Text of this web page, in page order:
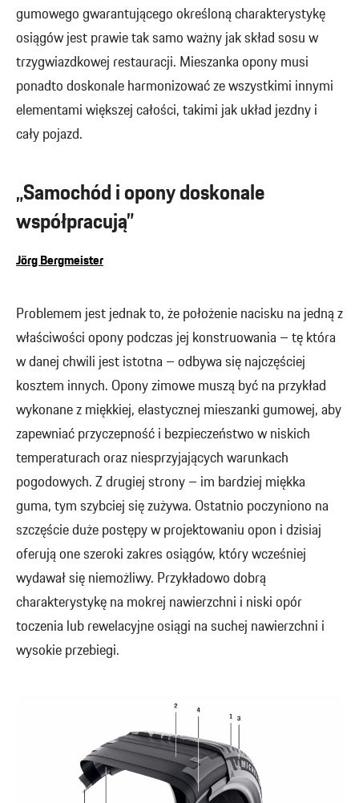
gumowego gwarantującego określoną charakterystykę
osiągów jest prawie tak samo ważny jak skład sosu w
trzygwiazdkowej restauracji. Mieszanka opony musi
ponadto doskonale harmonizować ze wszystkimi innymi
elementami większej całości, takimi jak układ jezdny i
cały pojazd.
„Samochód i opony doskonale
współpracują”
Jörg Bergmeister
Problemem jest jednak to, że położenie nacisku na jedną z
właściwości opony podczas jej konstruowania – tę która
w danej chwili jest istotna – odbywa się najczęściej
kosztem innych. Opony zimowe muszą być na przykład
wykonane z miękkiej, elastycznej mieszanki gumowej, aby
zapewniać przyczepność i bezpieczeństwo w niskich
temperaturach oraz niesprzyjających warunkach
pogodowych. Z drugiej strony – im bardziej miękka
guma, tym szybciej się zużywa. Ostatnio poczyniono na
szczęście duże postępy w projektowaniu opon i dzisiaj
oferują one szeroki zakres osiągów, który wcześniej
wydawał się niemożliwy. Przykładowo dobrą
charakterystykę na mokrej nawierzchni i niski opór
toczenia lub rewelacyjne osiągi na suchej nawierzchni i
wysokie przebiegi.